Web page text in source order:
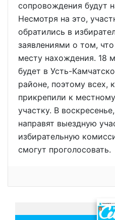
сопровождения будут
Несмотря на это,
обратились в
заявлениями о том,
месту нахождения. 18
будет в Усть-
районе, поэтому всех,
прикрепили к
участку. В
направят выездную
избирательную
смогут проголосовать.